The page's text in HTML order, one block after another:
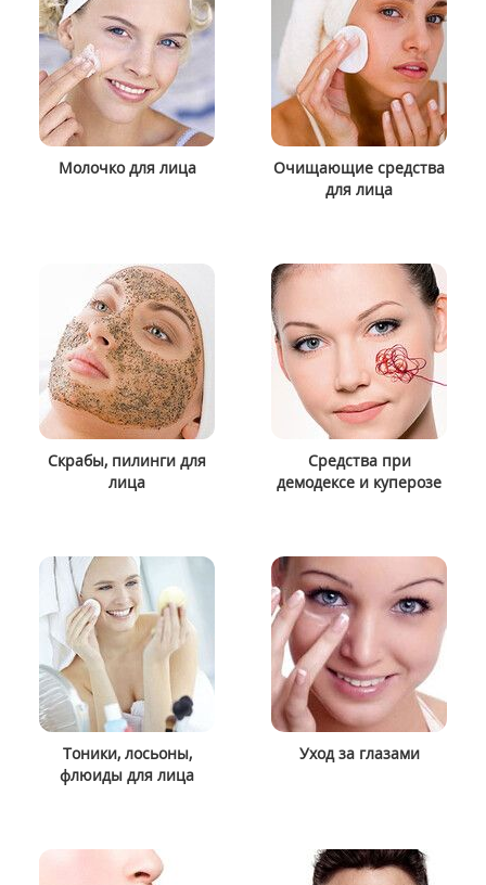
Молочко для лица
Очищающие средства
для лица
Скрабы, пилинги для
лица
Средства при
демодексе и куперозе
Тоники, лосьоны,
флюиды для лица
Уход за глазами